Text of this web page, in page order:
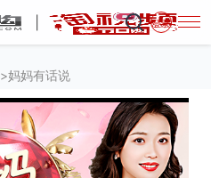
登录
>妈妈有话说